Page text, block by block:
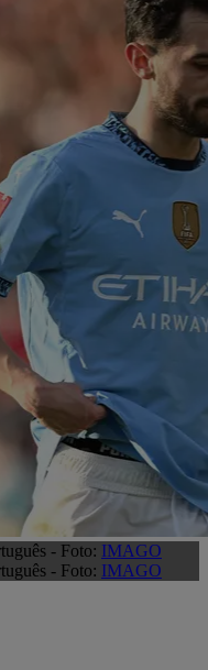
- Foto: IMAGO
- Foto: IMAGO